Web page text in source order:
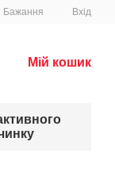
Бажання Вхід
Мій кошик